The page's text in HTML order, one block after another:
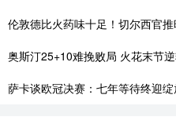
伦敦德比火药味十足！切尔西官
奥斯汀25+10难挽败局 火花末节
萨卡谈欧冠决赛：七年等待终迎